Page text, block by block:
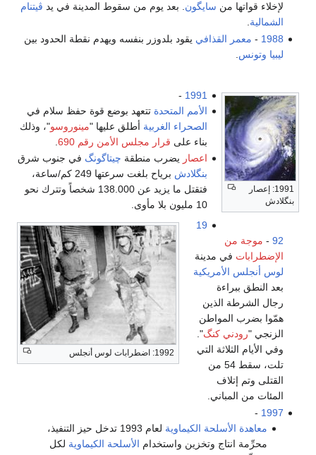
سايگون. بعد يوم من سقوط المدينة في يدڤيتنام
القذافييقود بلدوزر بنفسه ويهدم نقطة الحدود بين
1991
-
الأمم المتحدة تتعهد بوضع قوة حفظ سلام في
الصحراء الغربية أطلق عليها " مينوروسو"، وذلك
بناء على
قرار مجلس الأمن رقم 690
.
اعصاريضرب منطقةچيتاگونگ في جنوب شرق
بنگلادش
برياح بلغت سرعتها 249 كم/ساعة،
فتقتل ما يزيد عن 138.000 شخصاً وتترك نحو
10 مليون بلا مأوى.
1992: اضطرابات لوس أنجلس
في مدينة
الأمريكية
الذين
".
التي
الكيماوية
لعام 1993 تدخل حيز التنفيذ،
وتخزين واستخدامالأسلحة الكيماويةلكل